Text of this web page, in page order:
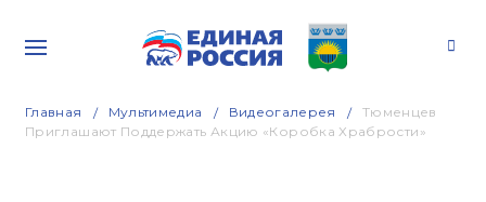
Главная Мультимедиа Видеогалерея
Тюменцев
Приглашают Поддержать Акцию «Коробка Храбрости»